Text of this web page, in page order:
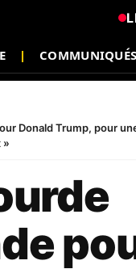
COMMUNIQUÉS
Donald Trump, pour
»